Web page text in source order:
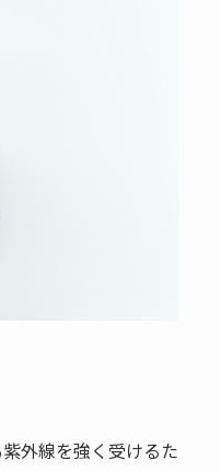
外線を強く受けるた